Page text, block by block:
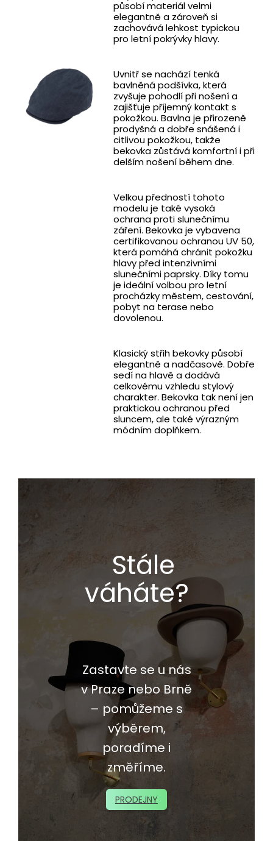
působí materiál velmi
elegantně a zároveň si
zachovává lehkost typickou
pro letní pokrývky hlavy.
Uvnitř se nachází tenká
bavlněná podšívka, která
zvyšuje pohodlí při nošení a
zajišťuje příjemný kontakt s
pokožkou. Bavlna je přirozeně
prodyšná a dobře snášená i
citlivou pokožkou, takže
bekovka zůstává komfortní i při
delším nošení během dne.
Velkou předností tohoto
modelu je také vysoká
ochrana proti slunečnímu
záření. Bekovka je vybavena
certifikovanou ochranou UV 50,
která pomáhá chránit pokožku
hlavy před intenzivními
slunečními paprsky. Díky tomu
je ideální volbou pro letní
procházky městem, cestování,
pobyt na terase nebo
dovolenou.
Klasický střih bekovky působí
elegantně a nadčasově. Dobře
sedí na hlavě a dodává
celkovému vzhledu stylový
charakter. Bekovka tak není jen
praktickou ochranou před
sluncem, ale také výrazným
módním doplňkem.
Stále
váháte?
Zastavte se u nás
v Praze nebo Brně
– pomůžeme s
výběrem,
poradíme i
změříme.
PRODEJNY